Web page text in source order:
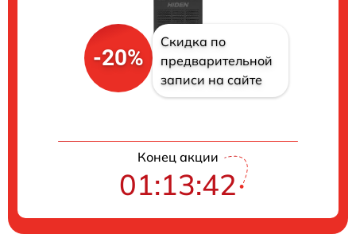
-20%
Скидка по
предварительной
записи на сайте
Конец акции
01:13:42